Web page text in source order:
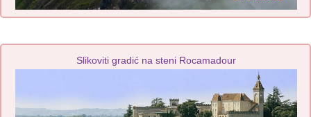
Slikoviti gradić na steni Rocamadour